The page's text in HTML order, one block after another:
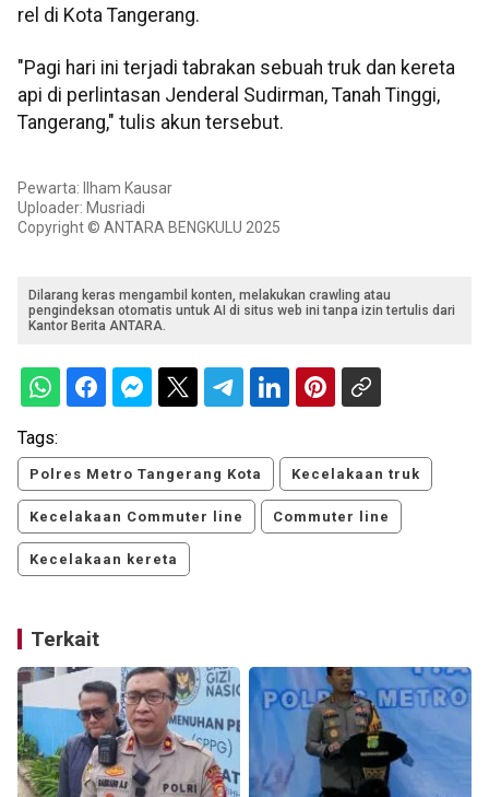
rel di Kota Tangerang.
"Pagi hari ini terjadi tabrakan sebuah truk dan kereta
api di perlintasan Jenderal Sudirman, Tanah Tinggi,
Tangerang," tulis akun tersebut.
Pewarta: Ilham Kausar
Uploader: Musriadi
Copyright © ANTARA BENGKULU 2025
Dilarang keras mengambil konten, melakukan crawling atau
pengindeksan otomatis untuk AI di situs web ini tanpa izin tertulis dari
Kantor Berita ANTARA.
Tags:
Polres Metro Tangerang Kota Kecelakaan truk
Kecelakaan Commuter line Commuter line
Kecelakaan kereta
Terkait